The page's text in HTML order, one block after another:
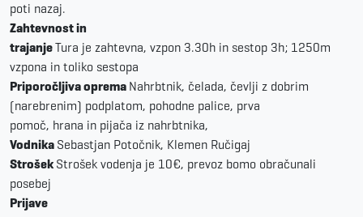
poti nazaj.
Zahtevnost in
trajanjeTura je zahtevna, vzpon 3.30h in sestop 3h; 1250m
vzpona in toliko sestopa
Priporočljiva oprema Nahrbtnik, čelada, čevlji z dobrim
(narebrenim) podplatom, pohodne palice, prva
pomoč, hrana in pijača iz nahrbtnika,
Vodnika Sebastjan Potočnik, Klemen Ručigaj
Strošek Strošek vodenja je 10€, prevoz bomo obračunali
posebej
Prijave